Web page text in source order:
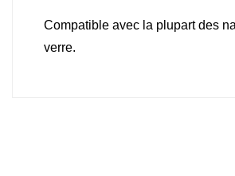
Compatible avec la plupart des
verre.